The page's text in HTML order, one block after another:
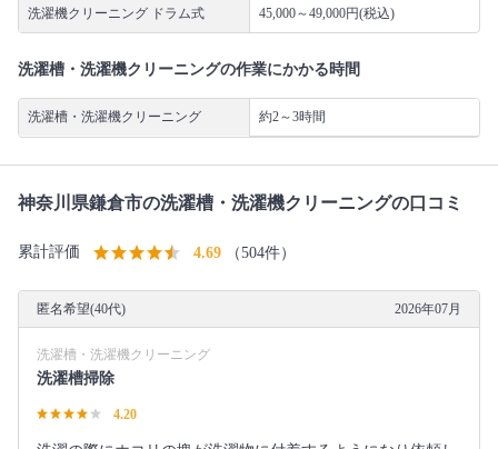
洗濯機クリーニング ドラム式 45,000～49,000円(税込)
洗濯槽・洗濯機クリーニングの作業にかかる時間
洗濯槽・洗濯機クリーニング 約2～3時間
神奈川県鎌倉市の洗濯槽・洗濯機クリーニングの口コミ
累計評価 4.69 （504件）
匿名希望(40代) 2026年07月
洗濯槽・洗濯機クリーニング
洗濯槽掃除
4.20